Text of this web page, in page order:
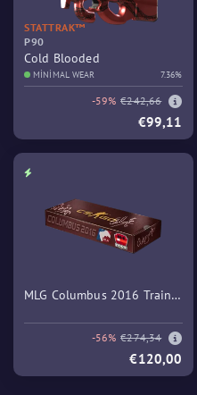
STATTRAK™
P90
Cold Blooded
MINIMAL WEAR 7.36%
-59% €242,66
€99,11
MLG Columbus 2016 Train
-56% €274,34
€120,00